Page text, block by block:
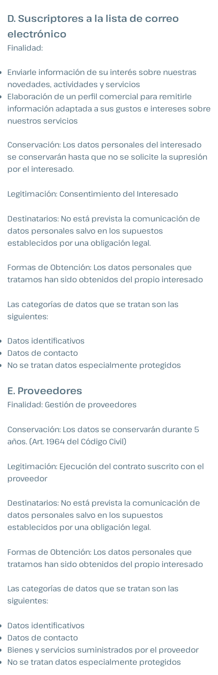
D. Suscriptores a la lista de correo
electrónico
Finalidad:
Enviarle información de su interés sobre nuestras
novedades, actividades y servicios
Elaboración de un perfil comercial para remitirle
información adaptada a sus gustos e intereses sobre
nuestros servicios
Conservación: Los datos personales del interesado
se conservarán hasta que no se solicite la supresión
por el interesado.
Legitimación: Consentimiento del Interesado
Destinatarios: No está prevista la comunicación de
datos personales salvo en los supuestos
establecidos por una obligación legal.
Formas de Obtención: Los datos personales que
tratamos han sido obtenidos del propio interesado
Las categorías de datos que se tratan son las
siguientes:
Datos identificativos
Datos de contacto
No se tratan datos especialmente protegidos
E. Proveedores
Finalidad: Gestión de proveedores
Conservación: Los datos se conservarán durante 5
años. (Art. 1964 del Código Civil)
Legitimación: Ejecución del contrato suscrito con el
proveedor
Destinatarios: No está prevista la comunicación de
datos personales salvo en los supuestos
establecidos por una obligación legal.
Formas de Obtención: Los datos personales que
tratamos han sido obtenidos del propio interesado
Las categorías de datos que se tratan son las
siguientes:
Datos identificativos
Datos de contacto
Bienes y servicios suministrados por el proveedor
No se tratan datos especialmente protegidos